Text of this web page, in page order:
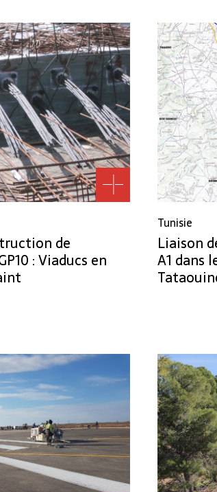
de
: Viaducs en
Tunisie
Liaison
A1 dans